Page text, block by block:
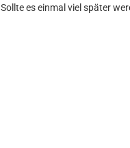
es einmal viel später